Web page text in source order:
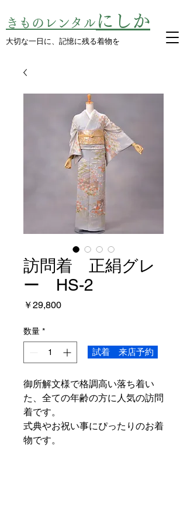
​大切な一日に、記憶に残る着物を
きものレンタル にしか
訪問着 正絹グレ
ー HS-2
￥29,800価
数量 *
御所解文様で格調高い落ち着い
た、全ての年齢の方に人気の訪問
着です。
式典やお祝い事にぴったりのお着
物です。
試着 来店予約